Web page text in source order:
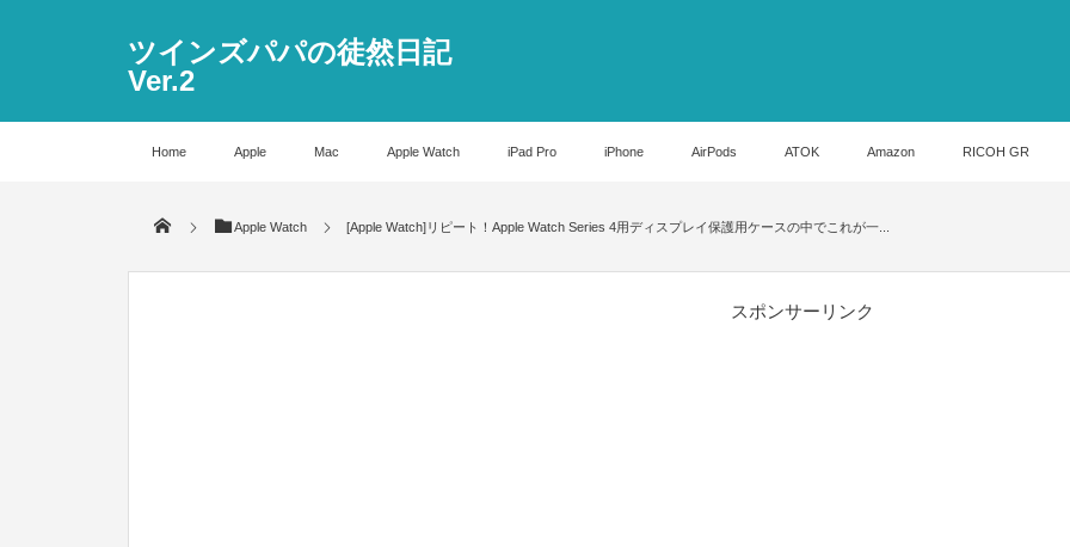
ツインズパパの徒然日記
Ver.2
Home Apple Mac Apple Watch iPad Pro iPhone AirPods ATOK Amazon RICOH GR
Apple Watch [Apple Watch]リピート！Apple Watch Series 4用ディスプレイ保護用ケースの中でこれが一...
スポンサーリンク